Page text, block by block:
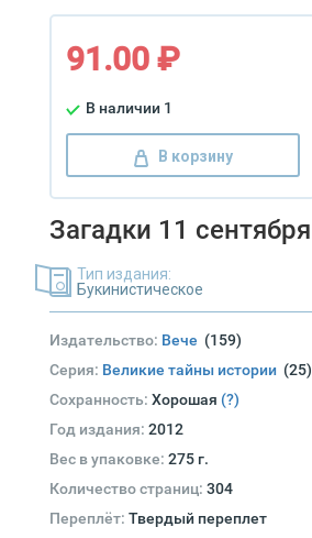
91.00 ₽
В наличии 1
В корзину
Загадки 11 сентября
Тип издания:
Букинистическое
Издательство: Вече (159)
Серия: Великие тайны истории (25)
Сохранность: Хорошая (?)
Год издания: 2012
Вес в упаковке: 275 г.
Количество страниц: 304
Переплёт: Твердый переплет